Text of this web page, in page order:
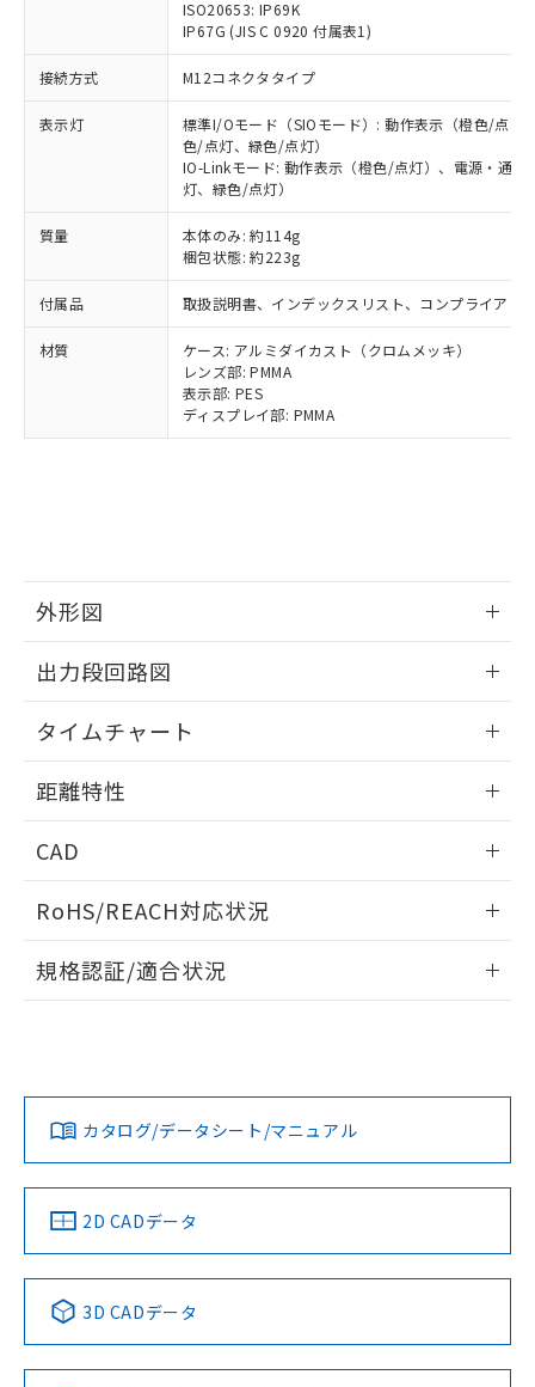
ISO20653: IP69K
IP67G (JIS C 0920 付属表1)
接続方式 M12コネクタタイプ
表示灯
標準I/Oモード（SIOモード）: 動作表示（橙色/点
色/点灯、緑色/点灯）
IO-Linkモード: 動作表示（橙色/点灯）、電源・通
灯、緑色/点灯）
質量
本体のみ: 約114g
梱包状態: 約223g
付属品 取扱説明書、インデックスリスト、コンプライアン
材質
ケース: アルミダイカスト（クロムメッキ）
レンズ部: PMMA
表示部: PES
ディスプレイ部: PMMA
外形図
出力段回路図
タイムチャート
距離特性
ビーム径-距離特性
CAD
ドすることができます。
ログイン/会員登録
ダウンロードデータをご利用いただく前に、以下を必ずお読
みください。
ソフトウェアの使用条件
RoHS/REACH対応状況
EU RoHS 注意事項・凡例
対応済み
中国 RoHS 注意事項・凡例
Pb Hg Cd Cr(VI)
規格認証/適合状況
LR型式承認
（イギリス
船舶規格）
DNV型式承認
（ノルウェー
BV型式承認
（フランス
KR型式
（韓国
No No No No
この製品の規格認証/適合状況ページへ
その他の認証はこちらのページからご検索ください
カタログ/データシート/マニュアル
2D CADデータ
3D CADデータ
覧された時点での実際の在庫および標
準価格とは異なる場合があることをご
了承ください。
正式な納期状況および標準価格はお客
様のお取引先、またはお客様担当のオ
ムロン制御機器販売店・当社販売員に
ご相談ください。
オムロン制御機器販売店や当社販売拠
点は「 販売ネットワーク
ください。
在庫状況および標準価格結果を当社の
事前の承諾なく第三者に漏洩または開
示しないようお願いします。
マイパーツ機能（部品リスト作成サー
ビス）をご利用いただくには、I-Web
メンバーズにご登録されている必要が
あります。
をご了承ください。
指します。
鉛(Pb) 1000ppm以下、 水銀(Hg) 1000ppm以下、 カド
ミウム(Cd) 100ppm以下、
六価クロム(Cr(Ⅵ)) 1000ppm以下、ポリ臭化ビフェニル
類(PBB) 1000ppm以下、ポリ臭化ジフェニルエーテル類
(PBDE) 1000ppm以下、フタル酸ビス(2-エチルヘキシ
（DBP） 1000ppm以下、フタル酸ジイソブチル
(DIBP) 1000ppm以下
但し、RoHS指令で産業用監視および制御機器に対する
適用除外項目は除く。
フタル酸エステル類の４物質については閾値を超える意
※2 対応予定月
部品在庫の切り替え状況などにより、予定
月が前後することがあります。
51物質の非含有証明書（当社基準）
※本証明書は発行日時点で非含有を証明す
るもので、過去に遡って非含有を証明する
また、RoHS指令のフタル酸エステル類４
物質の対応では、対応完了までの期間は出
荷製品に未対応品が混在することから備考
欄に対応日を記載しておりました。
既に当社にて対応品への在庫切替を完了
*中国RoHS10物質の基準値 (GB/T26572)：
Pb(鉛) :1000ppm、 Hg(水銀) : 1000ppm、 Cd(カドミウ
ニル類) : 1000ppm、 PBDEs(ポリ臭化ジフェニルエーテ
ル類) : 1000ppm、
DBP(フタル酸ジブチル) : 1000ppm、 DIBP(フタル酸ジ
イソブチル) : 1000ppm、 BBP(フタル酸ブチルベンジ
ル) : 1000ppm、
DEHP(フタル酸ビス(2-エチルヘキシル)) : 1000ppm
※2 環境保護使用期限
準値以下であることを示します。
「10」：通常の使用状況下において有害物
質が外部に漏えいし、環境に深刻な影響を
及ぼさない年数を意味します。
「－」：未確認です。当社販売部門へお問
い合わせください。
国政府の輸出許可(または役務取引許
可)を取得するなどの必要な手続きを
とります。
当社は規制貨物を破棄する場合は、完
全に破砕するなど、違法に輸出されな
いよう必要な手段を講じます。
当社は貴社製品を、核兵器、ミサイ
ル、化学兵器、生物兵器またはその他
武器並びにこれらの製造装置等に一切
使用いたしません。
当社は、貴社製品を第三者に販売する
場合は、上記1、2および3の内容を当
該第三者に通知します。また当社は、
販売先および販売に係わる関係者が違
法に輸出するおそれがある場合は、取
り引きをいたしません。
一定数以上の在庫あり
一定数には満たないが在庫あり
在庫なし(最新の在庫状況につ
たはお客様担当のオムロン制御
機器販売店・当社販売員にご確
認ください)
受注生産機種、また在庫状況の
情報を公開していない機種